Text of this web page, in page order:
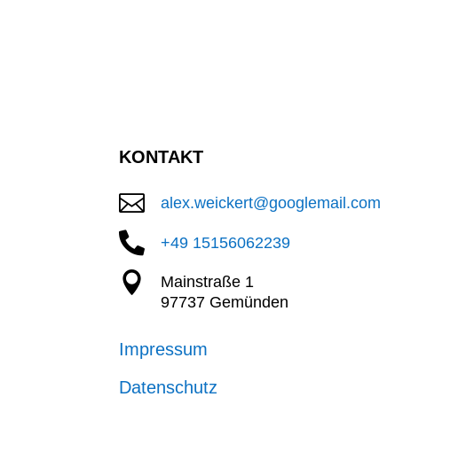
KONTAKT
 alex.weickert@googlemail.com
 +49 15156062239

Mainstraße 1
97737 Gemünden
Impressum
Datenschutz